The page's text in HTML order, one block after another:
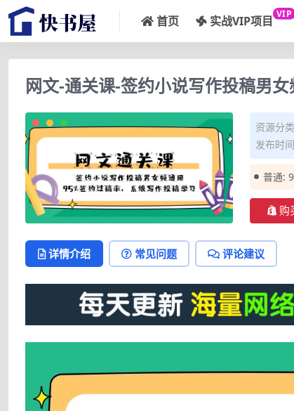
首页 实战VIP项目 VIP
网文-通关课-签约小说写作投稿男
资源分
发布时
普通:
购
详情介绍 常见问题 评论建议